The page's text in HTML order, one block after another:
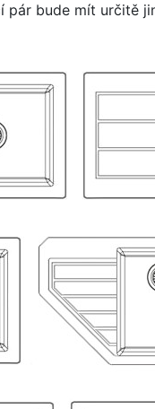
pár bude mít určitě